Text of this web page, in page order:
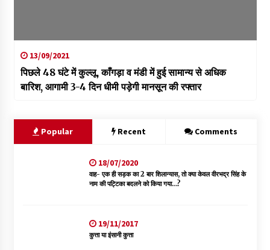
13/09/2021
पिछले 48 घंटे में कुल्लू, काँगड़ा व मंडी में हुई सामान्य से अधिक
बारिश, आगामी 3-4 दिन धीमी पड़ेगी मानसून की रफ्तार
Popular Recent Comments
18/07/2020
वाह- एक ही सड़क का 2 बार शिलान्यास, तो क्या केवल वीरभद्र सिंह के
नाम की पट्टिका बदलने को किया गया…?
19/11/2017
कुत्ता या इंसानी कुत्ता